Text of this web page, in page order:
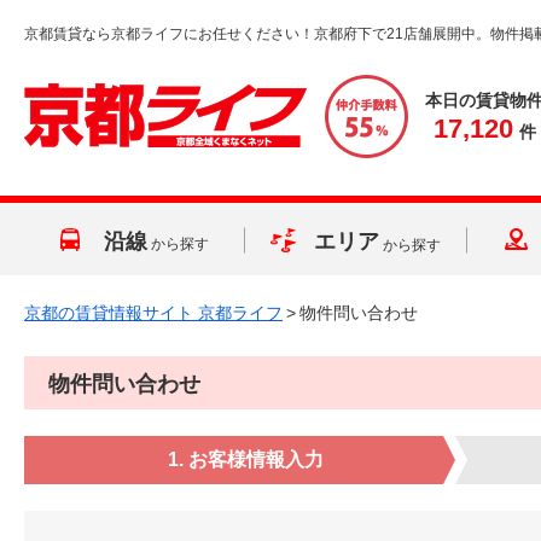
京都賃貸なら京都ライフにお任せください！京都府下で21店舗展開中。物件掲
本日の賃貸物
17,120 件
沿線 から探す エリア から探す
京都の賃貸情報サイト 京都ライフ >物件問い合わせ
物件問い合わせ
1. お客様情報入力